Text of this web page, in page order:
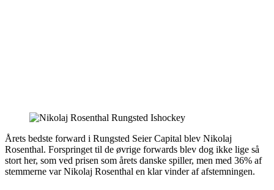
Årets bedste forward i Rungsted Seier Capital blev Nikolaj
Rosenthal. Forspringet til de øvrige forwards blev dog ikke lige så
stort her, som ved prisen som årets danske spiller, men med 36% af
stemmerne var Nikolaj Rosenthal en klar vinder af afstemningen.